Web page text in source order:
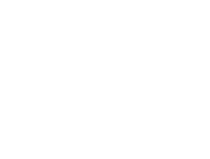
и тяжести в ногах,
кожи,